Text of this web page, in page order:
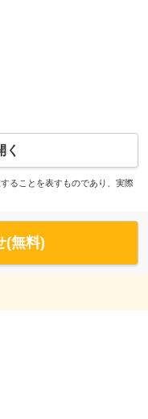
く
ることを表すものであり、実際
(無料)